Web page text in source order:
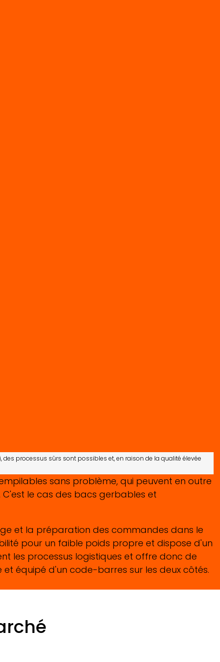
processus sûrs sont possibles et, en raison de la qualité élevée
sans problème, qui peuvent en outre
le cas des bacs gerbables et
et la préparation des commandes dans le
pour un faible poids propre et dispose d'un
les processus logistiques et offre donc de
équipé d'un code-barres sur les deux côtés.